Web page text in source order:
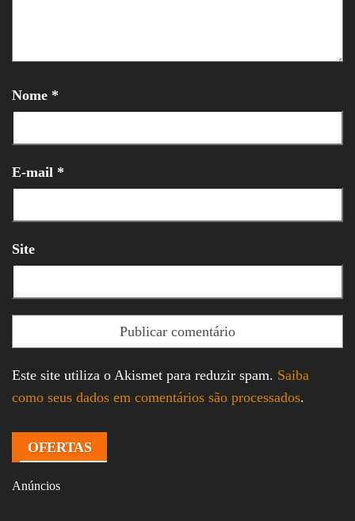
Nome *
E-mail *
Site
Este site utiliza o Akismet para reduzir spam. Saiba
como seus dados em comentários são processados.
OFERTAS
Anúncios